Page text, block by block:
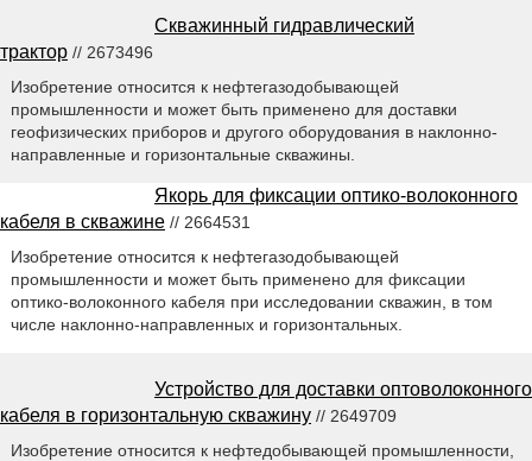
Скважинный гидравлический
трактор // 2673496
Изобретение относится к нефтегазодобывающей
промышленности и может быть применено для доставки
геофизических приборов и другого оборудования в наклонно-
направленные и горизонтальные скважины.
Якорь для фиксации оптико-волоконного
кабеля в скважине // 2664531
Изобретение относится к нефтегазодобывающей
промышленности и может быть применено для фиксации
оптико-волоконного кабеля при исследовании скважин, в том
числе наклонно-направленных и горизонтальных.
Устройство для доставки оптоволоконного
кабеля в горизонтальную скважину // 2649709
Изобретение относится к нефтедобывающей промышленности,